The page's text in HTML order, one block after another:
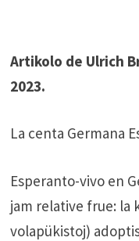
Artikolo de Ulrich
2023.
La centa Germana
Esperanto-vivo en
jam relative frue: la
volapükistoj)